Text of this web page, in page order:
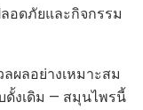
อดภัยและกิจกรรม
ผลอย่างเหมาะสม
งเดิม — สมุนไพรนี้